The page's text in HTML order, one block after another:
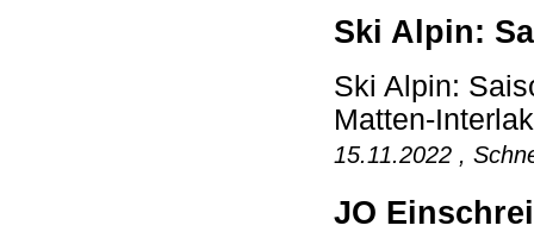
Ski Alpin:
Ski Alpin:
Matten-
15.11.2022 ,
JO